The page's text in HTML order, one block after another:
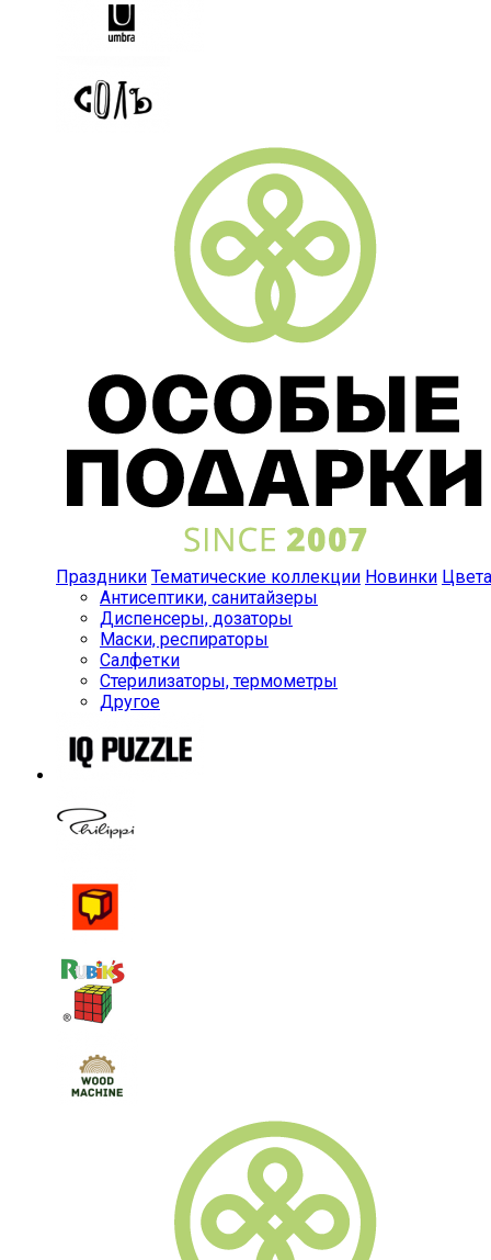
Праздники Тематические коллекции Новинки Цвета
Антисептики, санитайзеры
Диспенсеры, дозаторы
Маски, респираторы
Салфетки
Стерилизаторы, термометры
Другое